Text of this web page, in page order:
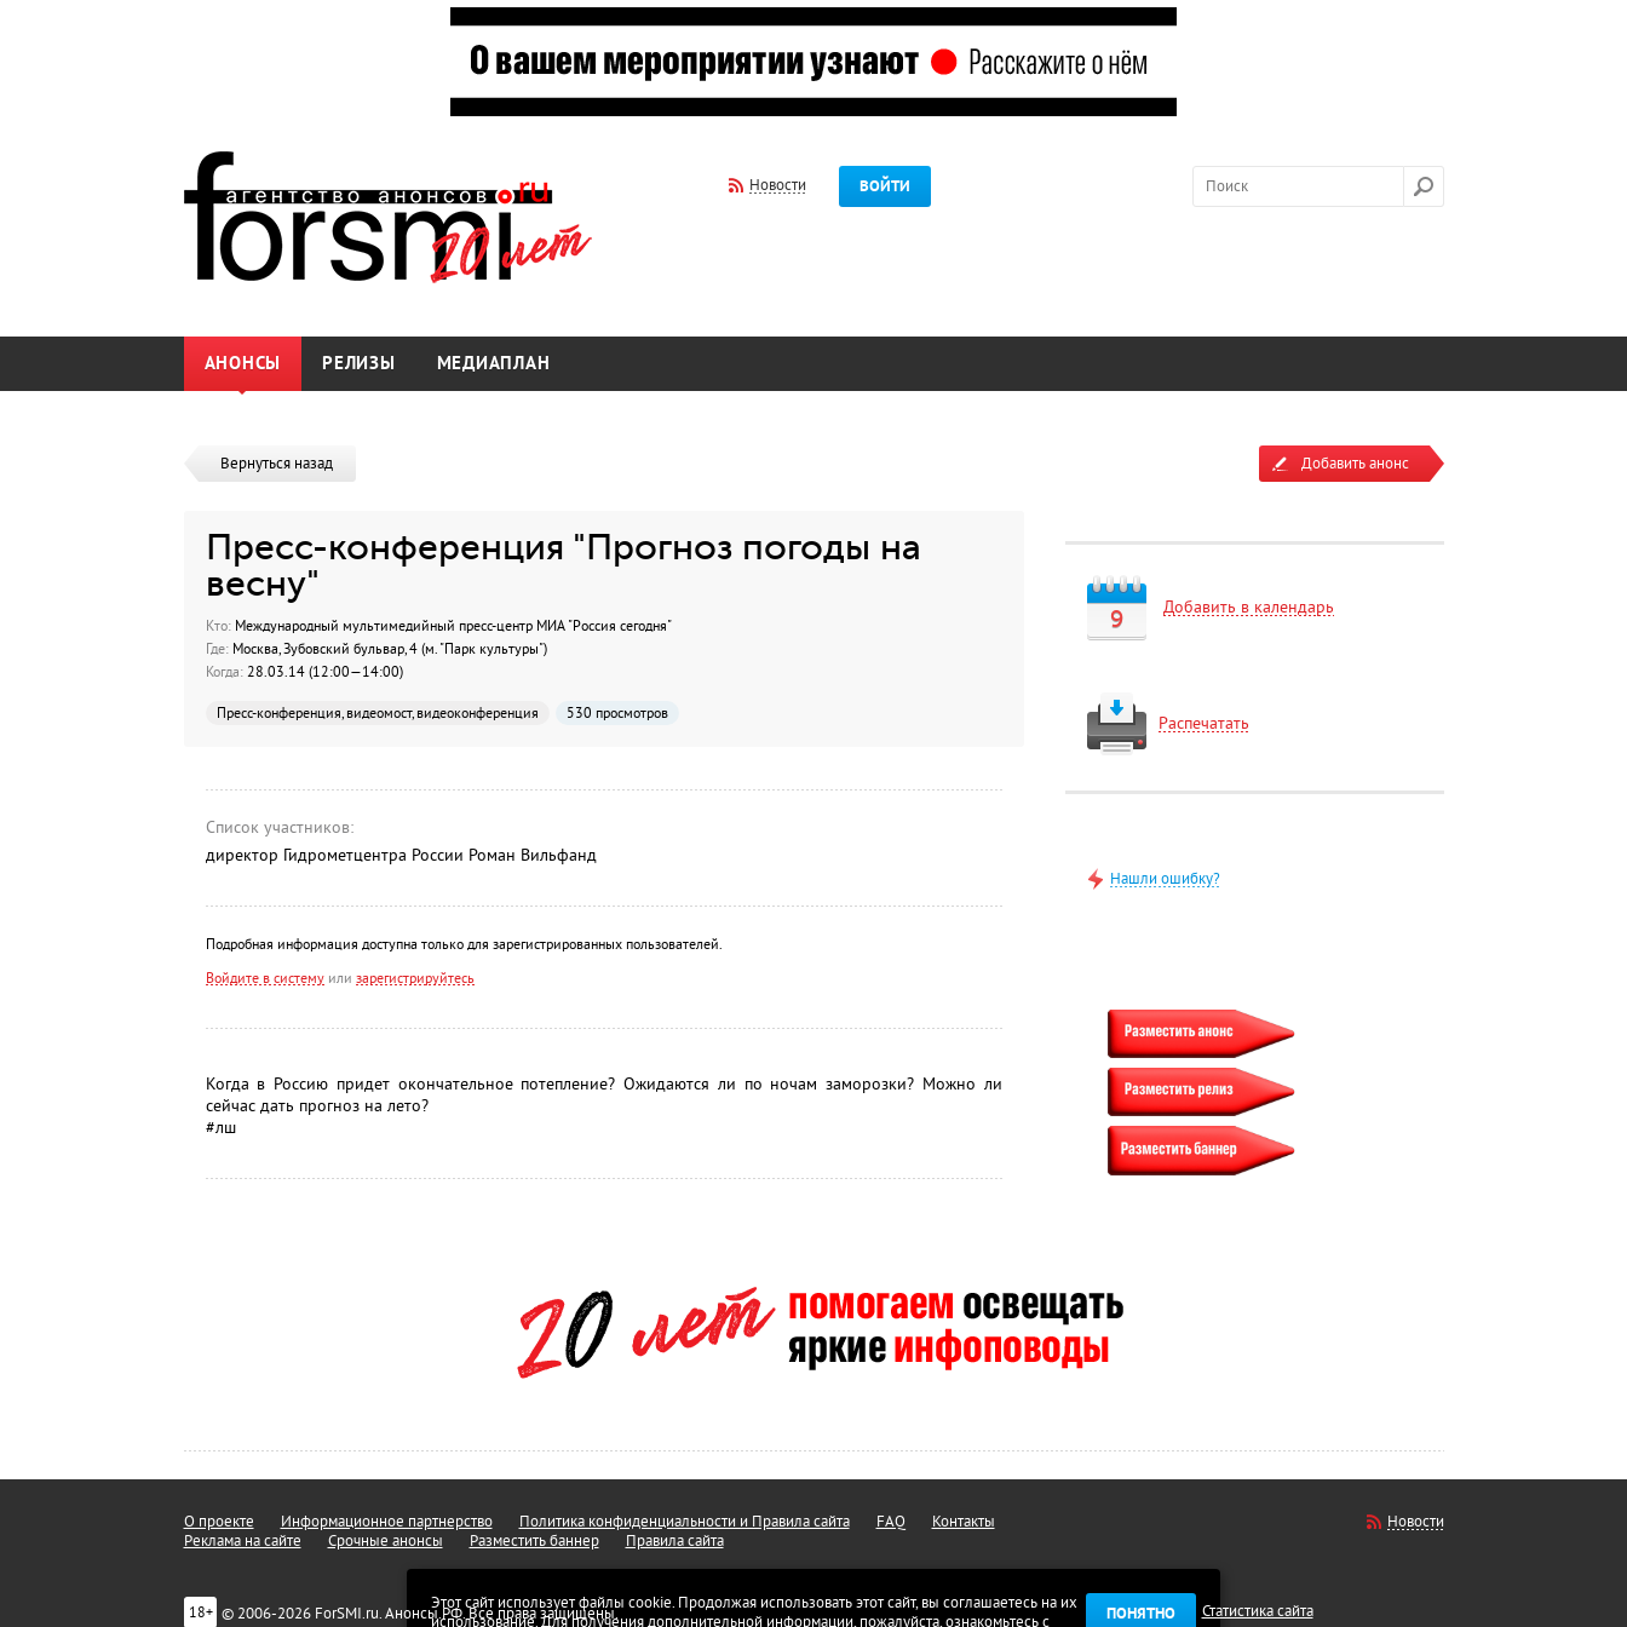
Новости ВОЙТИ
АНОНСЫ РЕЛИЗЫ МЕДИАПЛАН
Вернуться назад
Пресс-конференция "Прогноз погоды на
весну"
Кто:Международный мультимедийный пресс-центр МИА "Россия сегодня"
Где:Москва, Зубовский бульвар, 4 (м. "Парк культуры")
Когда:28.03.14 (12:00—14:00)
Пресс-конференция, видеомост, видеоконференция 530 просмотров
Список участников:
директор Гидрометцентра России Роман Вильфанд
Подробная информация доступна только для зарегистрированных пользователей.
Войдите в системуили зарегистрируйтесь
Когда в Россию придет окончательное потепление? Ожидаются ли по ночам заморозки? Можно ли
сейчас дать прогноз на лето?
#лш
Добавить анонс
9 Добавить в календарь
Распечатать
Нашли ошибку?
Этот сайт использует файлы cookie. Продолжая использовать этот сайт, вы соглашаетесь на их
использование. Для получения дополнительной информации, пожалуйста, ознакомьтесь с
ПОНЯТНО
О проекте Информационное партнерство Политика конфиденциальности и Правила сайта FAQ
Контакты
Реклама на сайте
Срочные анонсы Разместить баннер Правила сайта
18+ © 2006-2026 ForSMI.ru. Анонсы.РФ. Все права защищены.
Новости
Статистика сайта